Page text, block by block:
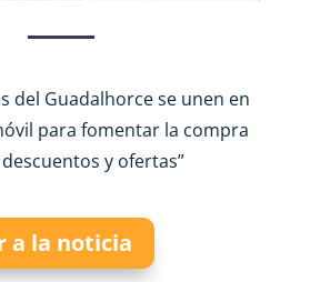
del Guadalhorce se unen en
para fomentar la compra
y ofertas”
a la noticia